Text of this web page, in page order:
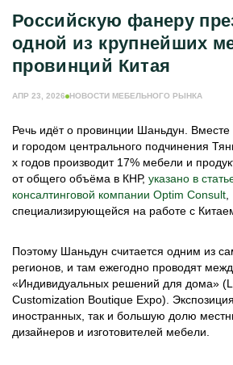
Российскую фанеру
одной из крупнейших
провинций Китая
АПР 23, 2026 НОВОСТИ МЕБЕЛЬНОГО РЫНКА
Речь идёт о провинции Шаньдун.
и городом центрального подчинения
х годов производит 17% мебели и
от общего объёма в КНР, указано в
консалтинговой компании Optim Consult
специализирующейся на работе с
Поэтому Шаньдун считается одним из
регионов, и там ежегодно проводят
«Индивидуальных решений для дома»
Customization Boutique Expo).
иностранных, так и большую долю
дизайнеров и изготовителей мебели.